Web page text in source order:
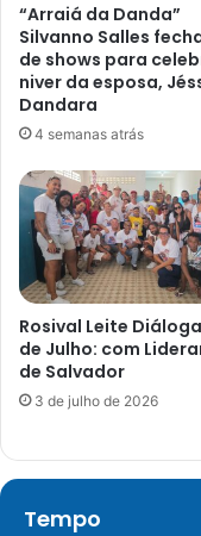
“Arraiá da Danda”
Silvanno Salles
de shows para
niver da esposa,
Dandara
4 semanas atrás
Rosival Leite
de Julho: com
de Salvador
3 de julho de 2026
Tempo